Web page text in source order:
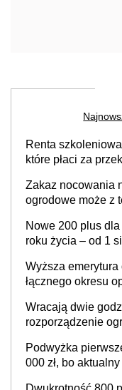
Renta
które płaci za
Zakaz nocowania
ogrodowe może z
dzierżawę)?
Nowe 200 plus
roku życia – od 1
Wyższa
łącznego okresu
już w
Społecznej
Wracają dwie
rozporządzenie
premiera
Podwyżka
000 zł, bo